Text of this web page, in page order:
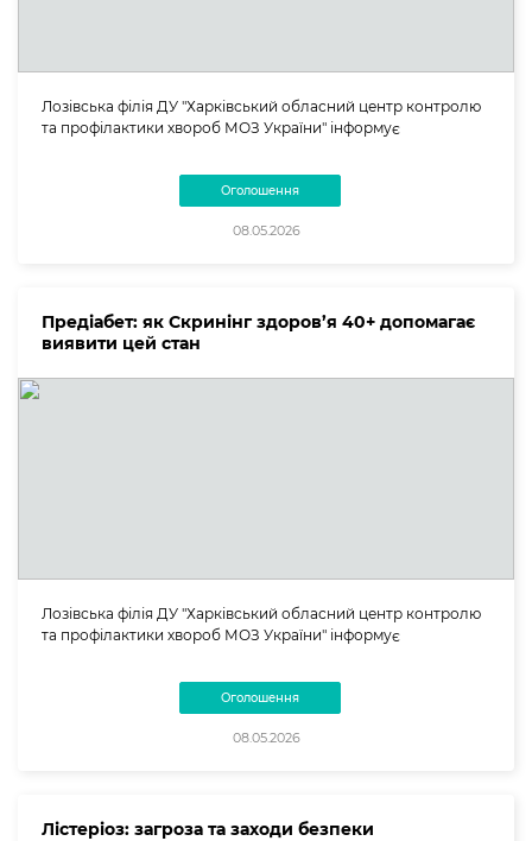
Лозівська філія ДУ "Харківський обласний центр контролю
та профілактики хвороб МОЗ України" інформує
Оголошення
08.05.2026
Предіабет: як Скринінг здоров’я 40+ допомагає
виявити цей стан
Лозівська філія ДУ "Харківський обласний центр контролю
та профілактики хвороб МОЗ України" інформує
Оголошення
08.05.2026
Лістеріоз: загроза та заходи безпеки